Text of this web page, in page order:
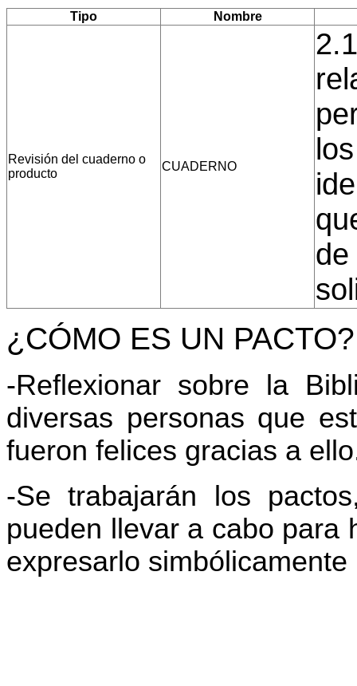
Tipo Nombre
Revisión del cuaderno o
producto
CUADERNO
de
¿CÓMO ES UN PACTO?
-Reflexionar sobre la
diversas personas que
fueron felices gracias a
-Se trabajarán los
pueden llevar a cabo para
expresarlo